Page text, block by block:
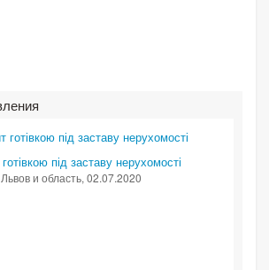
під заставу нерухомості
Львов и область, 02.07.2020